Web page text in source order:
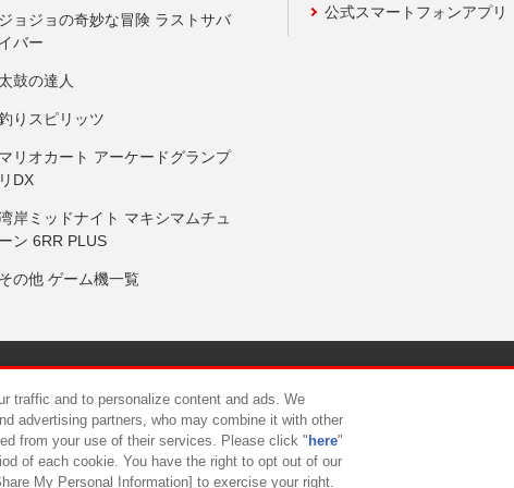
ジョジョの奇妙な冒険 ラストサバ
イバー
太鼓の達人
りスピリッツ
マリオカート アーケードグランプ
リDX
岸ミッドナイト マキシマムチュ
ーン 6RR PLUS
その他 ゲーム機一覧
公式スマートフォンアプリ
提供について カスタマーハラスメント対応方針
traffic and to personalize content and ads. We
advertising partners, who may combine it with other
from your use of their services. Please click " here"
of each cookie. You have the right to opt out of our
My Personal Information] to exercise your right.